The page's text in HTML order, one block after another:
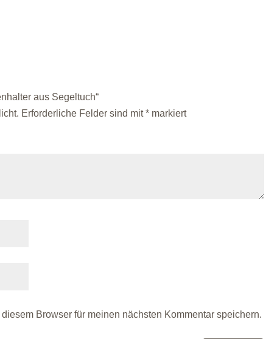
aus Segeltuch“
Erforderliche Felder sind mit* markiert
Browser für meinen nächsten Kommentar speichern.